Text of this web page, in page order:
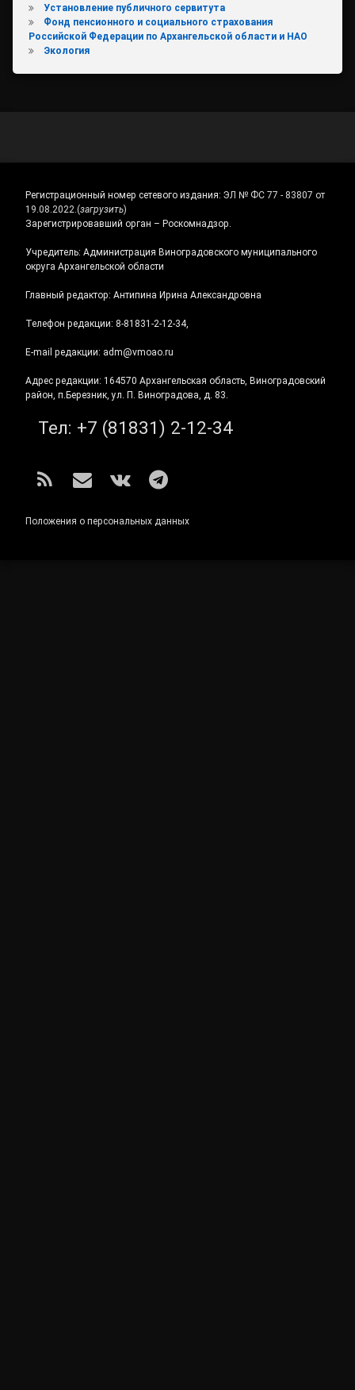
Установление публичного сервитута
Фонд пенсионного и социального страхования
Российской Федерации по Архангельской области и НАО
Экология
Регистрационный номер сетевого издания: ЭЛ № ФС 77 - 83807 от
19.08.2022.(загрузить)
Зарегистрировавший орган – Роскомнадзор.
Учредитель: Администрация Виноградовского муниципального
округа Архангельской области
Главный редактор: Антипина Ирина Александровна
Телефон редакции: 8-81831-2-12-34,
E-mail редакции: adm@vmoao.ru
Адрес редакции: 164570 Архангельская область, Виноградовский
район, п.Березник, ул. П. Виноградова, д. 83.
Тел: +7 (81831) 2-12-34
RSS E-mailВКонтакте
Telegram
Положения о персональных данных